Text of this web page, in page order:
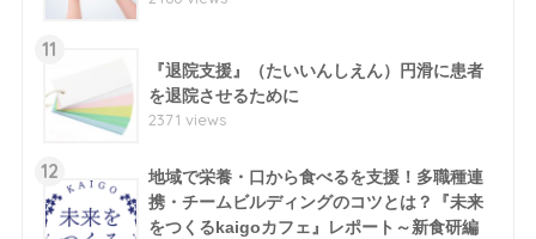
11
『退院支援』（たいいんしえん）円滑に患者
を退院させるために
2371 views
12
地域で栄養・口から食べるを支援！多職種連
携・チームビルディングのコツとは？『未来
をつくるkaigoカフェ』レポート～新食研編